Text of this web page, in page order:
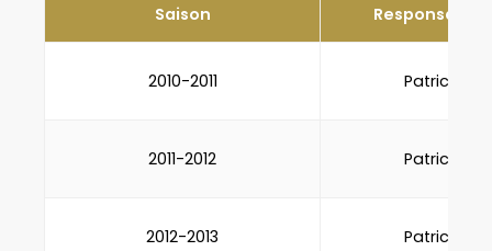
Saison Responsable
2010-2011 Patrick
2011-2012 Patrick
2012-2013 Patrick